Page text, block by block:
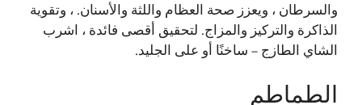
والسرطان ، ويعزز صحة العظام واللثة والأسنان. ، وتقوية
الذاكرة والتركيز والمزاج. لتحقيق أقصى فائدة ، اشرب
الشاي الطازج – ساخنًا أو على الجليد.
الطماطم